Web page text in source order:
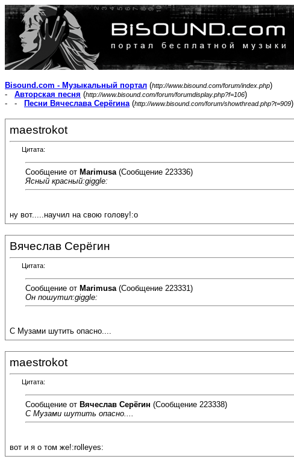
Bisound.com - Музыкальный портал (http://www.bisound.com/forum/index.php)
- Авторская песня (http://www.bisound.com/forum/forumdisplay.php?f=106)
- -
Песни Вячеслава Серёгина(http://www.bisound.com/forum/showthread.php?t=909)
maestrokot
Цитата:
Сообщение от Marimusa (Сообщение 223336)
Ясный красный:giggle:
ну вот.....научил на свою голову!:o
Вячеслав Серёгин
Цитата:
Сообщение от Marimusa (Сообщение 223331)
Он пошутил:giggle:
С Музами шутить опасно....
maestrokot
Цитата:
Сообщение от Вячеслав Серёгин (Сообщение 223338)
С Музами шутить опасно....
вот и я о том же!:rolleyes: